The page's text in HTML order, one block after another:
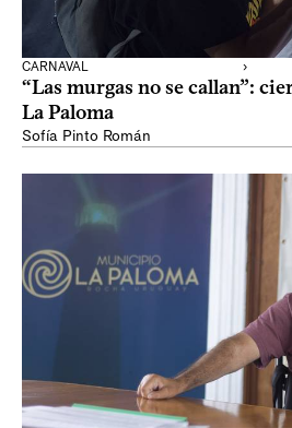
CARNAVAL ›
“Las murgas no se callan”:
La Paloma
Sofía Pinto Román